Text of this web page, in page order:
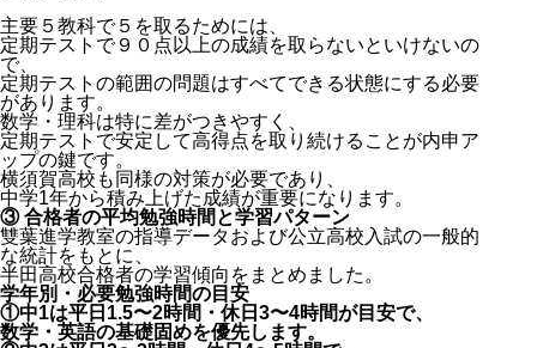
主要５教科で５を取るためには、
定期テストで９０点以上の成績を取らないといけないの
で、
定期テストの範囲の問題はすべてできる状態にする必要
があります。
数学・理科は特に差がつきやすく、
定期テストで安定して高得点を取り続けることが内申ア
ップの鍵です。
横須賀高校も同様の対策が必要であり、
中学1年から積み上げた成績が重要になります。
③ 合格者の平均勉強時間と学習パターン
雙葉進学教室の指導データおよび公立高校入試の一般的
な統計をもとに、
半田高校合格者の学習傾向をまとめました。
学年別・必要勉強時間の目安
①中1は平日1.5〜2時間・休日3〜4時間が目安で、
数学・英語の基礎固めを優先します。